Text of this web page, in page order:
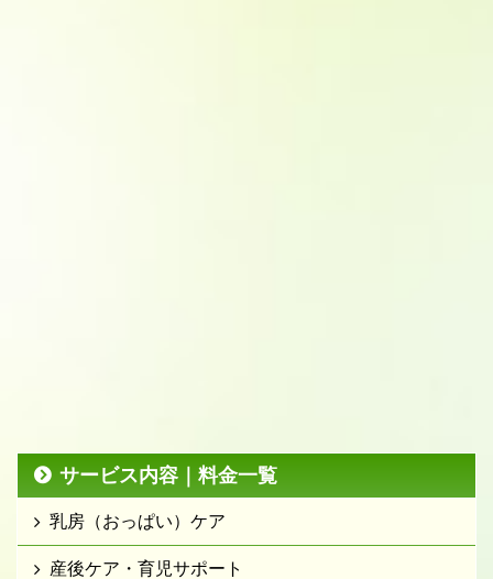
サービス内容｜料金一覧
乳房（おっぱい）ケア
産後ケア・育児サポート